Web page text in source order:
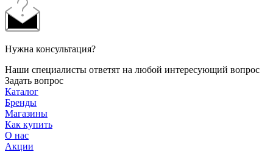
Нужна консультация?
Наши специалисты ответят на любой интересующий вопрос
Задать вопрос
Каталог
Бренды
Магазины
Как купить
О нас
Акции